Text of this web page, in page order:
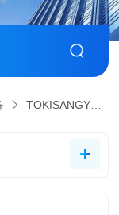
TOKISANGYO东机产业